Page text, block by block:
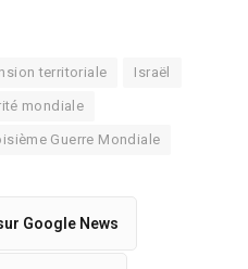
territoriale Israël
mondiale
Guerre Mondiale
Google News